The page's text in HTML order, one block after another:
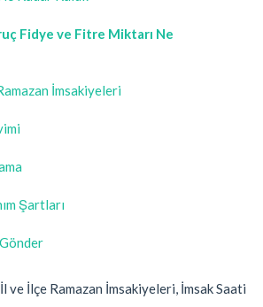
Fidye ve Fitre Miktarı Ne
İmsakiyeleri
Şartları
ve İlçe Ramazan İmsakiyeleri, İmsak Saati